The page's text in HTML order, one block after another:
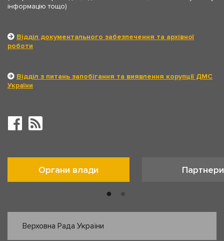
інформацію тощо)
Відділ документального забезпечення та архівної
роботи
Відділ з питань запобігання та виявлення корупції ДМС
України
Органи влади Партнери
Верховна Рада України